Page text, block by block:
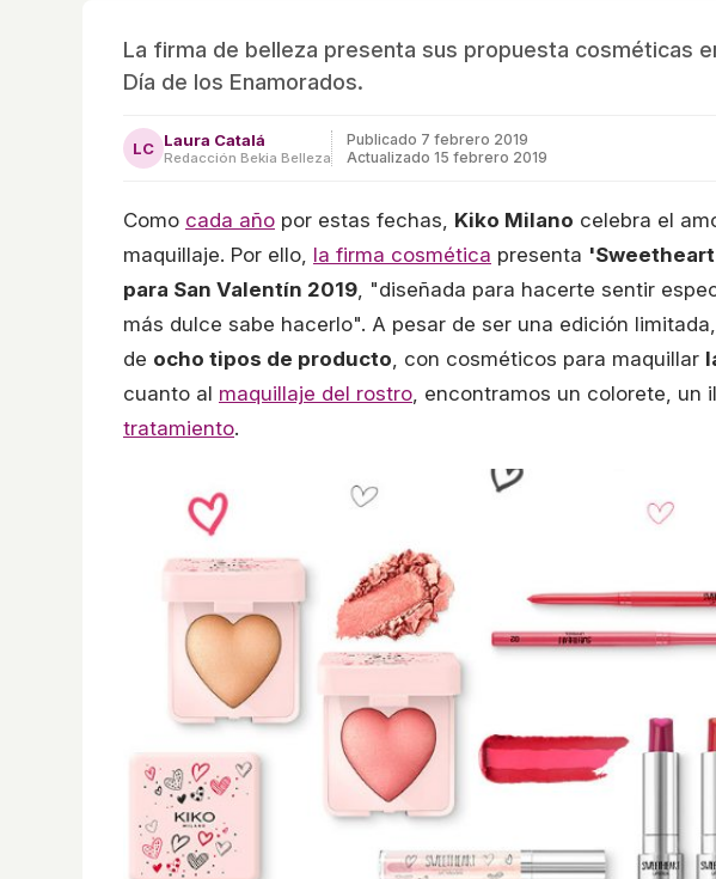
La firma de belleza presenta sus propuesta cosméticas
Día de los Enamorados.
LC Laura Catalá
Redacción Bekia Belleza
Publicado 7 febrero 2019
Actualizado 15 febrero 2019
Como cada año por estas fechas, Kiko Milano celebra el
maquillaje. Por ello, la firma cosmética presenta
para San Valentín 2019 , "diseñada para hacerte sentir
más dulce sabe hacerlo". A pesar de ser una edición
de ocho tipos de producto , con cosméticos para maquillar
cuanto al maquillaje del rostro , encontramos un colorete, un
tratamiento.